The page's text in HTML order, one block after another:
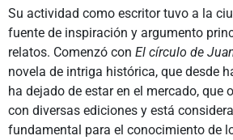
Su actividad como escritor tuvo a la
fuente de inspiración y argumento
relatos. Comenzó con El círculo de
novela de intriga histórica, que desde
ha dejado de estar en el mercado, que
con diversas ediciones y está
fundamental para el conocimiento de